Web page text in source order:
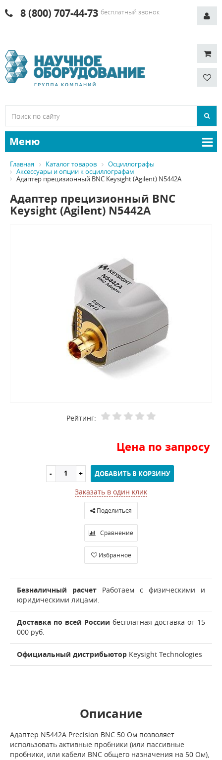
8 (800) 707-44-73 бесплатный звонок
Меню
Главная Каталог товаров
Осциллографы
Аксессуары и опции к осциллографам
Адаптер прецизионный BNC Keysight (Agilent) N5442A
Адаптер прецизионный BNC
Keysight (Agilent) N5442A
Рейтинг:
Цена по запросу
ДОБАВИТЬ В КОРЗИНУ
Заказать в один клик
Поделиться
Сравнение
Избранное
Безналичный расчет Работаем с физическими и
юридическими лицами.
Доставка по всей России бесплатная доставка от 15
000 руб.
Официальный дистрибьютор Keysight Technologies
Описание
Адаптер N5442A Precision BNC 50 Ом позволяет
использовать активные пробники (или пассивные
пробники, или кабели BNC общего назначения на 50 Ом),